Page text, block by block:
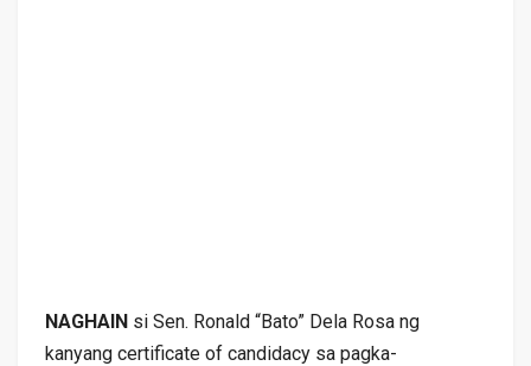
NAGHAINsi Sen. Ronald “Bato” Dela Rosa ng
kanyang certificate of candidacy sa pagka-